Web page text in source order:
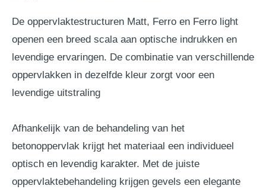
De oppervlaktestructuren Matt, Ferro en Ferro light
openen een breed scala aan optische indrukken en
levendige ervaringen. De combinatie van verschillende
oppervlakken in dezelfde kleur zorgt voor een
levendige uitstraling
Afhankelijk van de behandeling van het
betonoppervlak krijgt het materiaal een individueel
optisch en levendig karakter. Met de juiste
oppervlaktebehandeling krijgen gevels een elegante